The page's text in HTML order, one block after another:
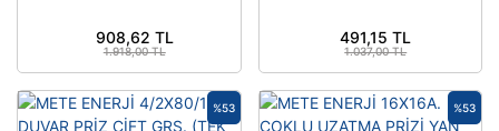
- 403720S
908,62 TL
1.918,00 TL
491,15 TL
1.037,00 TL
%53 %53